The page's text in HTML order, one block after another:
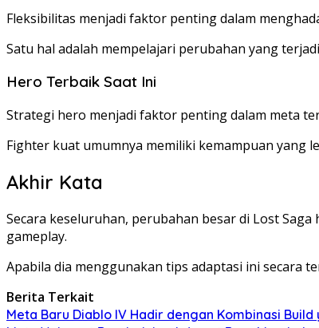
Fleksibilitas menjadi faktor penting dalam
Satu hal adalah mempelajari perubahan yang
Hero Terbaik Saat Ini
Strategi hero menjadi faktor penting dalam meta
Fighter kuat umumnya memiliki kemampuan yang
Akhir Kata
Secara keseluruhan, perubahan besar di Lost
gameplay.
Apabila dia menggunakan tips adaptasi ini secara
Berita Terkait
Meta Baru Diablo IV Hadir dengan Kombinasi